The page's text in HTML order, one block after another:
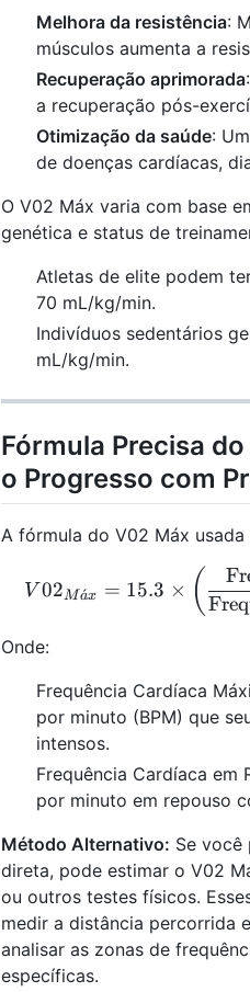
Melhora da resistência:
músculos aumenta a
Recuperação aprimorada
a recuperação pós-
Otimização da saúde:
de doenças cardíacas,
O V02 Máx varia com base
genética e status de
Atletas de elite podem
70 mL/kg/min.
Indivíduos sedentários
mL/kg/min.
Fórmula Precisa
o Progresso com
A fórmula do V02 Máx
V 02Ma
ˊx = 15.3 × (
Onde:
Frequência Cardíaca
por minuto (BPM) que
intensos.
Frequência Cardíaca em
por minuto em repouso
Método Alternativo: Se você
direta, pode estimar o V02
ou outros testes físicos.
medir a distância percorrida
analisar as zonas de
específicas.